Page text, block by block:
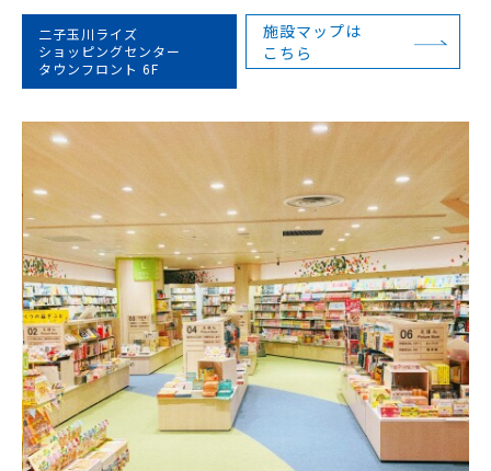
二子玉川ライズ
ショッピングセンター
タウンフロント 6F
施設マップは
こちら